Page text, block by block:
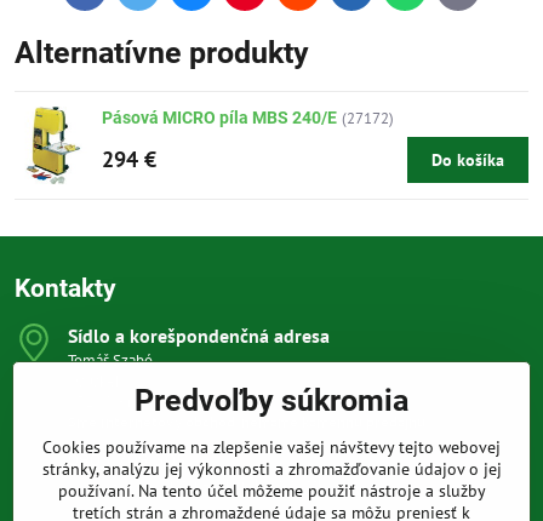
mail
Alternatívne produkty
Pásová MICRO píla MBS 240/E (27172)
294 € Do košíka
Kontakty
Sídlo a korešpondenčná adresa
Tomáš Szabó
851 03 Bratislava
Sme internetový obchod, nemáme kamennú predajňu.
0903 709 305
(08:00 - 20:00 vrátane víkendov a sviatkov)
Predvoľby súkromia
Cookies používame na zlepšenie vašej návštevy tejto webovej
stránky, analýzu jej výkonnosti a zhromažďovanie údajov o jej
používaní. Na tento účel môžeme použiť nástroje a služby
tretích strán a zhromaždené údaje sa môžu preniesť k